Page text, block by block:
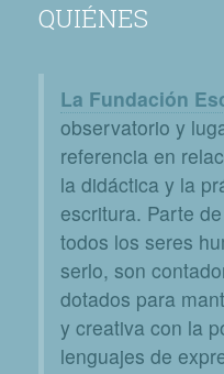
QUIÉNES
La Fundación
observatorio y
referencia en
la didáctica y la
escritura. Parte
todos los seres
serlo, son
dotados para
y creativa con la
lenguajes de